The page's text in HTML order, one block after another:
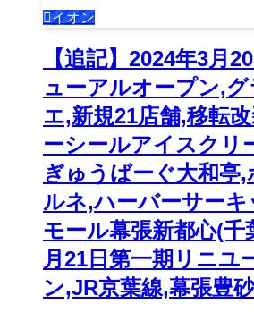
イオン
【追記】2024年3月
ューアルオープン,
エ,新規21店舗,移転
ーシールアイスクリ
ぎゅうばーぐ大和亭
ルネ,ハーバーサー
モール幕張新都心(千
月21日第一期リニユ
ン,JR京葉線,幕張豊